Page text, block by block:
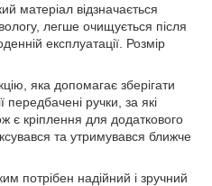
матеріал відзначається
легше очищується після
експлуатації. Розмір
яка допомагає зберігати
ручки, за які
є кріплення для додаткового
та утримувався ближче
потрібен надійний і зручний